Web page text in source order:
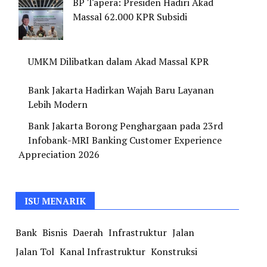
Massal 62.000 KPR Subsidi
UMKM Dilibatkan dalam Akad Massal KPR
Bank Jakarta Hadirkan Wajah Baru Layanan
Lebih Modern
Bank Jakarta Borong Penghargaan pada 23rd
Infobank-MRI Banking Customer Experience
Appreciation 2026
ISU MENARIK
Bank Bisnis Daerah Infrastruktur Jalan
Jalan Tol Kanal Infrastruktur Konstruksi